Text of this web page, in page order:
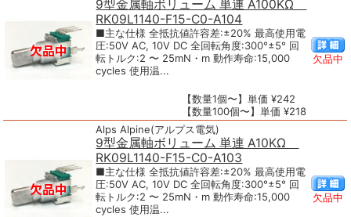
9型金属軸ボリューム 単連 A100KΩ
RK09L1140-F15-C0-A104
■主な仕様 全抵抗値許容差:±20% 最高使用電
圧:50V AC, 10V DC 全回転角度:300°±5° 回
転トルク:2 〜 25mN・m 動作寿命:15,000
cycles 使用温...
【数量1個〜】単価 ¥242
【数量100個〜】単価 ¥218
欠品中
Alps Alpine(アルプス電気)
9型金属軸ボリューム 単連 A10KΩ
RK09L1140-F15-C0-A103
■主な仕様 全抵抗値許容差:±20% 最高使用電
圧:50V AC, 10V DC 全回転角度:300°±5° 回
転トルク:2 〜 25mN・m 動作寿命:15,000
cycles 使用温...
欠品中